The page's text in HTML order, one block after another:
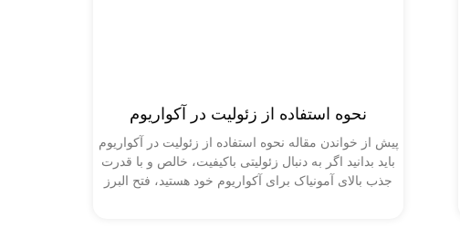
نحوه استفاده از زئولیت در آکواریوم
پیش از خواندن مقاله نحوه استفاده از زئولیت در آکواریوم
باید بدانید اگر به دنبال زئولیتی باکیفیت، خالص و با قدرت
جذب بالای آمونیاک برای آکواریوم خود هستید، فتح البرز